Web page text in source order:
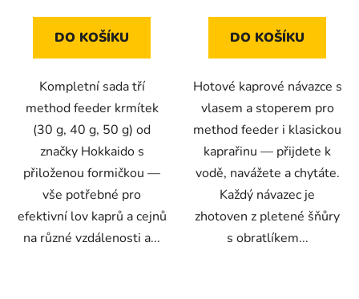
DO KOŠÍKU
Kompletní sada tří
method feeder krmítek
(30 g, 40 g, 50 g) od
značky Hokkaido s
přiloženou formičkou —
vše potřebné pro
efektivní lov kaprů a cejnů
na různé vzdálenosti a...
DO KOŠÍKU
Hotové kaprové návazce s
vlasem a stoperem pro
method feeder i klasickou
kaprařinu — přijdete k
vodě, navážete a chytáte.
Každý návazec je
zhotoven z pletené šňůry
s obratlíkem...